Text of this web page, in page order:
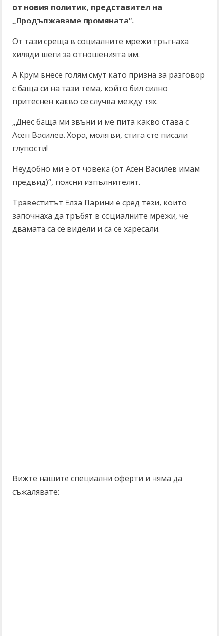
от новия политик, представител на
„Продължаваме промяната“.
От тази среща в социалните мрежи тръгнаха
хиляди шеги за отношенията им.
А Крум внесе голям смут като призна за разговор
с баща си на тази тема, който бил силно
притеснен какво се случва между тях.
„Днес баща ми звъни и ме пита какво става с
Асен Василев. Хора, моля ви, стига сте писали
глупости!
Неудобно ми е от човека (от Асен Василев имам
предвид)“, поясни изпълнителят.
Травеститът Елза Парини е сред тези, които
започнаха да тръбят в социалните мрежи, че
двамата са се видели и са се харесали.
Вижте нашите специални оферти и няма да
съжалявате: